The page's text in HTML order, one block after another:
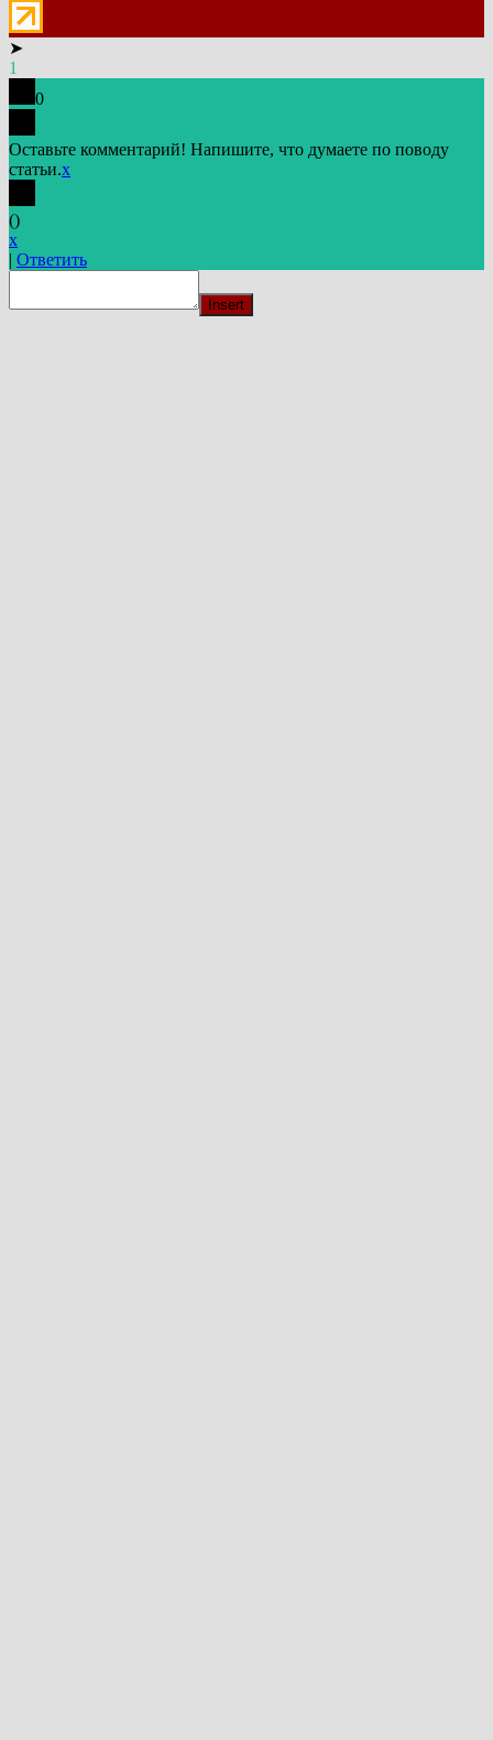
➤
1
0
Оставьте комментарий! Напишите, что думаете по поводу
статьи.x
()
x
| Ответить
Insert